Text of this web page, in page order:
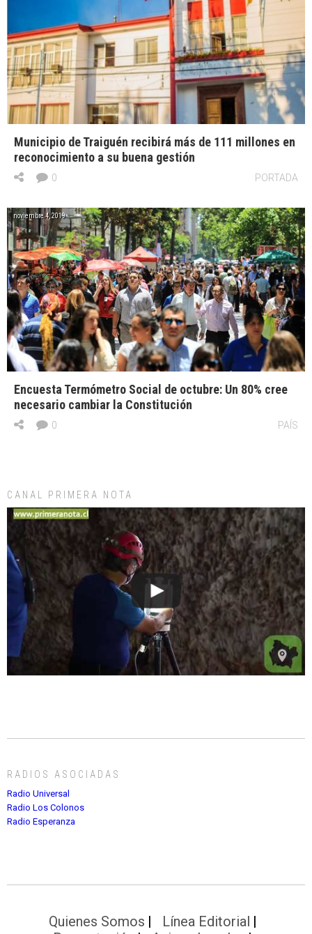
Municipio de Traiguén recibirá más de 111 millones en
reconocimiento a su buena gestión
PORTADA
0
noviembre 4, 2019
Encuesta Termómetro Social de octubre: Un 80% cree
necesario cambiar la Constitución
PAÍS
0
CANAL PRIMERA NOTA
RADIOS ASOCIADAS
Radio Universal
Radio Los Colonos
Radio Esperanza
Quienes Somos
Línea Editorial